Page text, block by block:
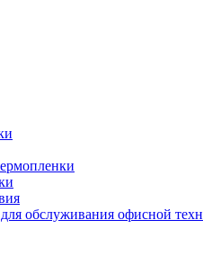
обслуживания офисной